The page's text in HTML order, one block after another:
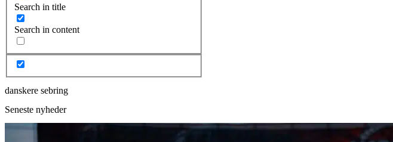
Search in title
Search in content
danskere sebring
Seneste nyheder